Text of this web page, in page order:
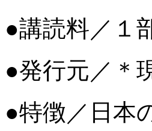
●講読料／１
●発行元／＊
●特徴／日本